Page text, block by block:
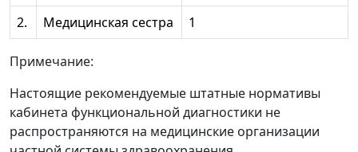
2. Медицинская сестра 1
Примечание:
Настоящие рекомендуемые штатные нормативы
кабинета функциональной диагностики не
распространяются на медицинские организации